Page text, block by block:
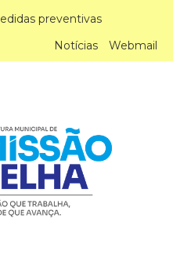
preventivas
Notícias
Webmail